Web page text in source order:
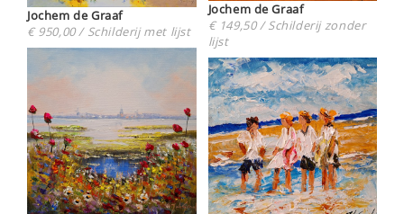
Jochem de Graaf
€ 950,00 / Schilderij met lijst
Jochem de Graaf
€ 149,50 / Schilderij zonder
lijst